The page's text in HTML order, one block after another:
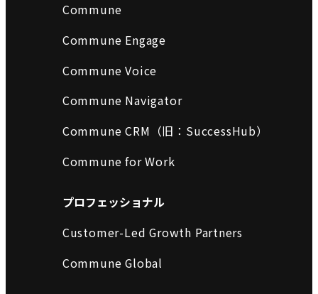
Commune
Commune Engage
Commune Voice
Commune Navigator
Commune CRM（旧：SuccessHub）
Commune for Work
プロフェッショナル
Customer-Led Growth Partners
Commune Global